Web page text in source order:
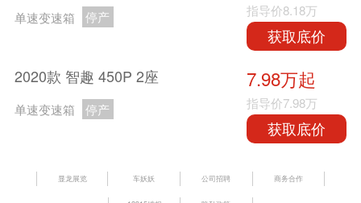
单速变速箱 停产 指导价8.18万
获取底价
2020款 智趣 450P 2座
单速变速箱 停产
7.98万起
指导价7.98万
获取底价
显龙展览 车妖妖 公司招聘 商务合作